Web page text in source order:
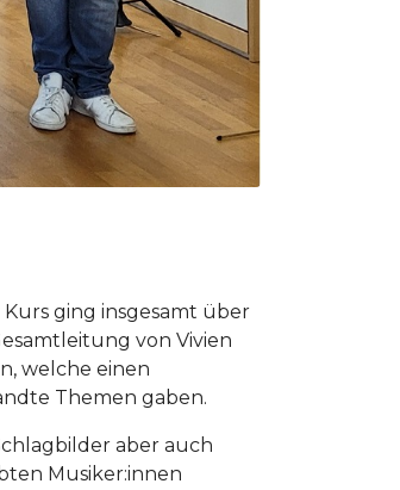
ging insgesamt über
von Vivien
welche einen
Themen gaben.
aber auch
Musiker:innen